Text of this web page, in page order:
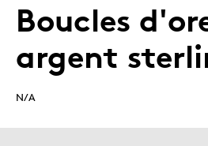
Boucles
argent
N/A